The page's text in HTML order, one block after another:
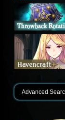
Advanced